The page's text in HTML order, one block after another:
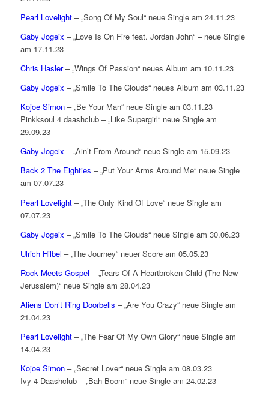
Pearl Lovelight– „Song Of My Soul“ neue Single am 24.11.23
Gaby Jogeix – „Love Is On Fire feat. Jordan John“ – neue Single
am 17.11.23
Chris Hasler– „Wings Of Passion“ neues Album am 10.11.23
Gaby Jogeix – „Smile To The Clouds“ neues Album am 03.11.23
Kojoe Simon– „Be Your Man“ neue Single am 03.11.23
Pinkksoul 4 daashclub – „Like Supergirl“ neue Single am
29.09.23
Gaby Jogeix – „Ain’t From Around“ neue Single am 15.09.23
Back 2 The Eighties – „Put Your Arms Around Me“ neue Single
am 07.07.23
Pearl Lovelight– „The Only Kind Of Love“ neue Single am
07.07.23
Gaby Jogeix – „Smile To The Clouds“ neue Single am 30.06.23
Ulrich Hilbel – „The Journey“ neuer Score am 05.05.23
Rock Meets Gospel – „Tears Of A Heartbroken Child (The New
Jerusalem)“ neue Single am 28.04.23
Aliens Don’t Ring Doorbells – „Are You Crazy“ neue Single am
21.04.23
Pearl Lovelight– „The Fear Of My Own Glory“ neue Single am
14.04.23
Kojoe Simon– „Secret Lover“ neue Single am 08.03.23
Ivy 4 Daashclub – „Bah Boom“ neue Single am 24.02.23